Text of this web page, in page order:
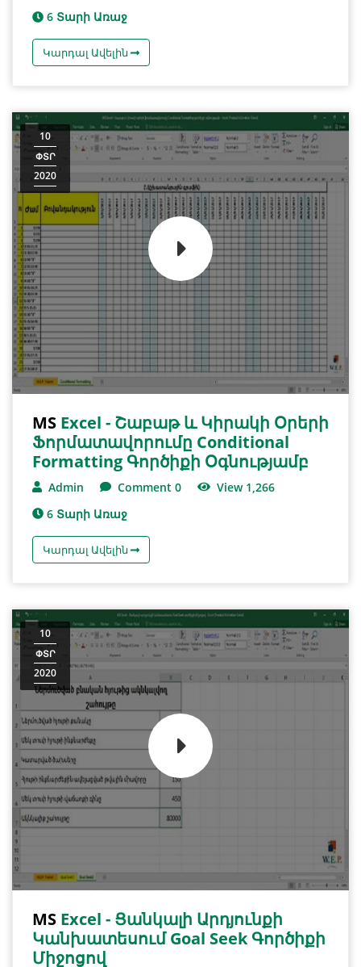
6 Տարի Առաջ
Կարդալ Ավելին
10
ՓՏՐ
2020
MS Excel - Շաբաթ ԵՒ Կիրակի Օրերի
Ֆորմատավորումը Conditional
Formatting Գործիքի Օգնությամբ
Admin Comment 0
View 1,266
6 Տարի Առաջ
Կարդալ Ավելին
10
ՓՏՐ
2020
MS Excel - Ցանկալի Արդյունքի
Կանխատեսում Goal Seek Գործիքի
Միջոցով